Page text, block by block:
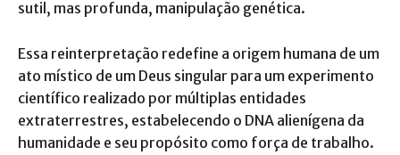
sutil, mas profunda, manipulação genética.
Essa reinterpretação redefine a origem humana de um
ato místico de um Deus singular para um experimento
científico realizado por múltiplas entidades
extraterrestres, estabelecendo o DNA alienígena da
humanidade e seu propósito como força de trabalho.